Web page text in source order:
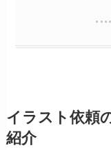
イラスト依頼
紹介